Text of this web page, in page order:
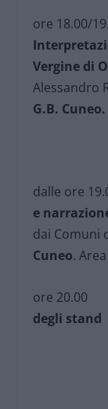
ore 18.00/
Vergine di
Alessandro
G.B. Cuneo.
dalle
e
dai Comuni
Cuneo.
ore
degli stand